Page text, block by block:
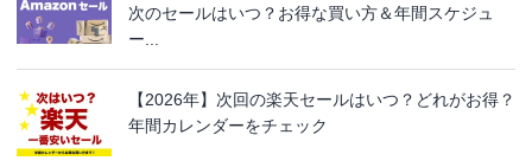
次のセールはいつ？お得な買い方＆年間スケジュ
ー...
【2026年】次回の楽天セールはいつ？どれがお得？
年間カレンダーをチェック